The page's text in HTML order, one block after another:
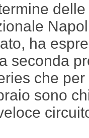
ha
seconda
che
sono